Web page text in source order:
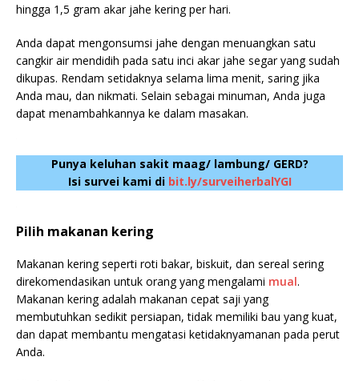
hingga 1,5 gram akar jahe kering per hari.
Anda dapat mengonsumsi jahe dengan menuangkan satu
cangkir air mendidih pada satu inci akar jahe segar yang sudah
dikupas. Rendam setidaknya selama lima menit, saring jika
Anda mau, dan nikmati. Selain sebagai minuman, Anda juga
dapat menambahkannya ke dalam masakan.
Punya keluhan sakit maag/ lambung/ GERD?
Isi survei kami di bit.ly/surveiherbalYGI
Pilih makanan kering
Makanan kering seperti roti bakar, biskuit, dan sereal sering
direkomendasikan untuk orang yang mengalami mual.
Makanan kering adalah makanan cepat saji yang
membutuhkan sedikit persiapan, tidak memiliki bau yang kuat,
dan dapat membantu mengatasi ketidaknyamanan pada perut
Anda.